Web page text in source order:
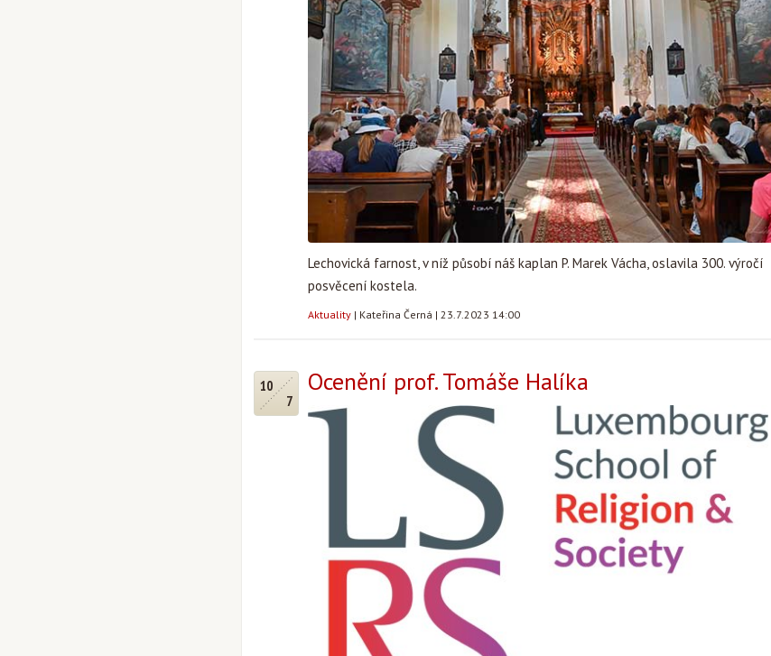
Lechovická farnost, v níž působí náš kaplan P. Marek Vácha, oslavila 300. výročí
posvěcení kostela.
Aktuality | Kateřina Černá | 23.7.2023 14:00
10
7
Ocenění prof. Tomáše Halíka